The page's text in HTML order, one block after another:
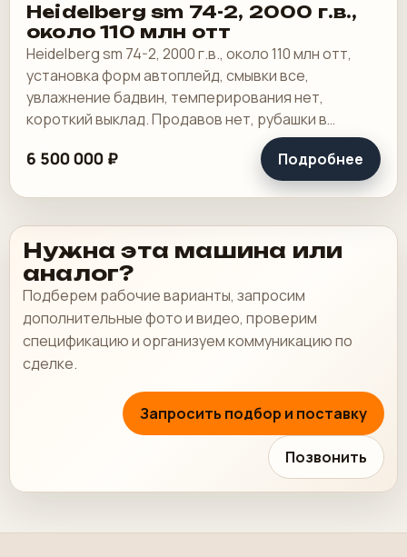
Heidelberg sm 74-2, 2000 г.в.,
около 110 млн отт
Heidelberg sm 74-2, 2000 г.в., около 110 млн отт,
установка форм автоплейд, смывки все,
увлажнение бадвин, темперирования нет,
короткий выклад. Продавов нет, рубашки в
хорошем состоянии, таскалки и цепи в хорошем.
6 500 000 ₽ Подробнее
Нужна эта машина или
аналог?
Подберем рабочие варианты, запросим
дополнительные фото и видео, проверим
спецификацию и организуем коммуникацию по
сделке.
Запросить подбор и поставку
Позвонить